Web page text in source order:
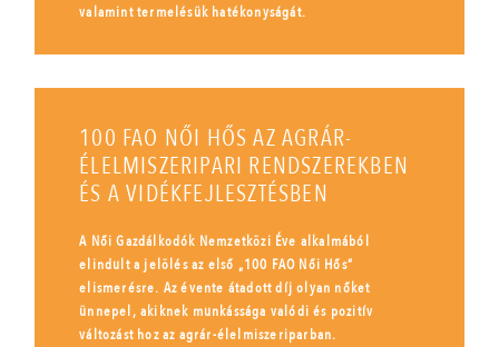
valamint termelésük hatékonyságát.
100 FAO NŐI HŐS AZ AGRÁR-
ÉLELMISZERIPARI RENDSZEREKBEN
ÉS A VIDÉKFEJLESZTÉSBEN
A Női Gazdálkodók Nemzetközi Éve alkalmából
elindult a jelölés az első „100 FAO Női Hős”
elismerésre. Az évente átadott díj olyan nőket
ünnepel, akiknek munkássága valódi és pozitív
változást hoz az agrár-élelmiszeriparban.